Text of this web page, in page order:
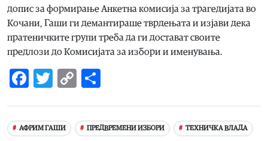
допис за формирање Анкетна комисија за трагедијата во
Кочани, Гаши ги демантираше тврдењата и изјави дека
пратеничките групи треба да ги достават своите
предлози до Комисијата за избори и именувања.
Facebook
Twitter
Copy
АФРИМ ГАШИ ПРЕДВРЕМЕНИ ИЗБОРИ ТЕХНИЧКА ВЛАДА